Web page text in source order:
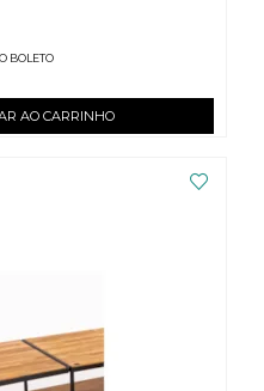
BOLETO
AO CARRINHO